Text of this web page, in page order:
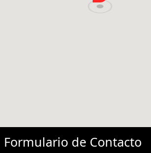
Formulario de Contacto